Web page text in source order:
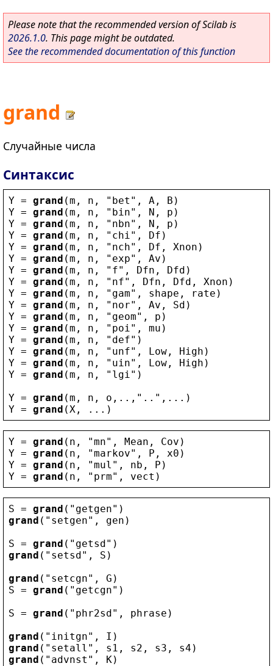
Please note that the recommended version of Scilab is
2026.1.0. This page might be outdated.
See the recommended documentation of this function
grand
Случайные числа
Синтаксис
Y = grand (m , n , " bet " , A , B )
Y = grand (m , n , " bin" , N , p )
Y = grand (m , n , " nbn" , N , p )
Y = grand (m , n , " chi " , Df )
Y = grand (m , n , " nch" , Df , Xnon )
Y = grand (m , n , " exp" , Av )
Y = grand (m , n , " f" , Dfn , Dfd )
Y = grand (m , n , " nf" , Dfn , Dfd , Xnon )
Y = grand (m , n , " gam" , shape , rate )
Y = grand (m , n , " nor" , Av , Sd )
Y = grand (m , n , " geom" , p )
Y = grand (m , n , " poi " , mu )
Y = grand (m , n , " def" )
Y = grand (m , n , " unf" , Low , High )
Y = grand (m , n , " uin" , Low , High )
Y = grand (m , n , " lgi " )
Y = grand (m , n , o ,.., " .. " ,...)
Y = grand ( X , ...)
Y = grand ( n , "mn" , Mean , Cov )
Y = grand ( n , "markov" , P , x0 )
Y = grand ( n , "mul " , nb , P )
Y = grand ( n , " prm" , vect )
S = grand ( " getgen" )
grand ( " setgen" , gen )
S = grand ( " getsd" )
grand ( " setsd" , S )
grand ( " setcgn" , G )
S = grand ( " getcgn" )
S = grand ( " phr2sd" , phrase )
grand ( " initgn" , I )
grand ( " setall " , s1 , s2 , s3 , s4 )
grand ( " advnst " , K)